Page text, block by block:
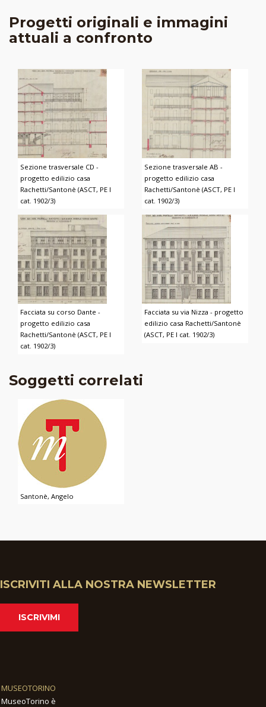
Progetti originali e immagini
attuali a confronto
Sezione trasversale CD -
progetto edilizio casa
Rachetti/Santonè (ASCT, PE I
cat. 1902/3)
Sezione trasversale AB -
progetto edilizio casa
Rachetti/Santonè (ASCT, PE I
cat. 1902/3)
Facciata su corso Dante -
progetto edilizio casa
Rachetti/Santonè (ASCT, PE I
cat. 1902/3)
Facciata su via Nizza - progetto
edilizio casa Rachetti/Santonè
(ASCT, PE I cat. 1902/3)
Soggetti correlati
Santonè, Angelo
ISCRIVITI ALLA NOSTRA NEWSLETTER
ISCRIVIMI
MUSEOTORINO
MuseoTorino è